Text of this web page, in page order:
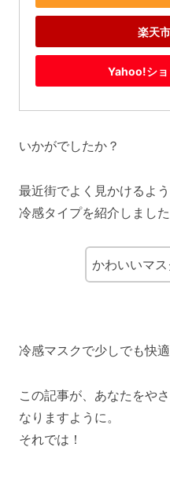
楽天
Yahoo!ショ
いかがでしたか？
最近街でよく見かけるよ
冷感タイプを紹介しました
かわいいマス
冷感マスクで少しでも快
この記事が、あなたをや
なりますように。
それでは！